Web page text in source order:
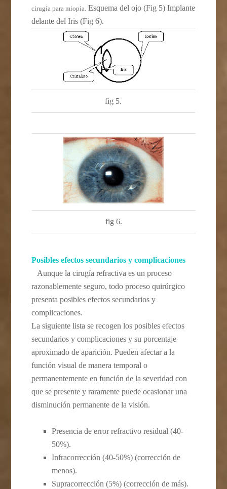
cirugía para miopía. Esquema del ojo (Fig 5) Implante
delante del Iris (Fig 6).
fig 5.
fig 6.
Posibles efectos secundarios y complicaciones
Aunque la cirugía refractiva es un proceso
razonablemente seguro, todo proceso quirúrgico
presenta posibles efectos secundarios y
complicaciones.
La siguiente lista se recogen los posibles efectos
secundarios y complicaciones y su porcentaje
aproximado de aparición. Pueden afectar a la
función visual de manera temporal o
permanentemente en función de la severidad con
que se presente y raramente puede ocasionar una
disminución permanente de la visión.
Presencia de error refractivo residual (40-
50%).
Infracorrección (40-50%) (corrección de
menos).
Supracorrección (5%) (corrección de más).